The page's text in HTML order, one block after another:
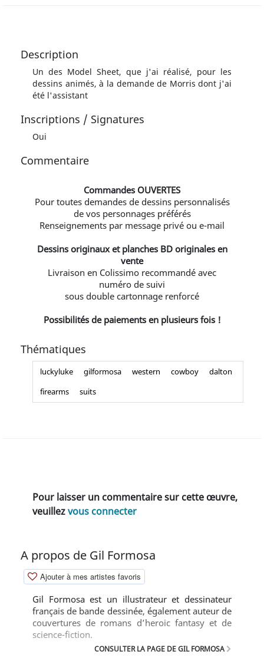
Description
Un des Model Sheet, que j'ai réalisé, pour les
dessins animés, à la demande de Morris dont j'ai
été l'assistant
Inscriptions / Signatures
Oui
Commentaire
Commandes OUVERTES
Pour toutes demandes de dessins personnalisés
de vos personnages préférés
Renseignements par message privé ou e-mail
Dessins originaux et planches BD originales en
vente
Livraison en Colissimo recommandé avec
numéro de suivi
sous double cartonnage renforcé
Possibilités de paiements en plusieurs fois !
Thématiques
luckyluke gilformosa western cowboy
dalton
firearms
suits
Pour laisser un commentaire sur cette œuvre,
veuillezvous connecter
A propos de Gil Formosa
Ajouter à mes artistes favoris
Gil Formosa est un illustrateur et dessinateur
français de bande dessinée, également auteur de
couvertures de romans d’heroic fantasy et de
science-fiction.
CONSULTER LA PAGE DE GIL FORMOSA